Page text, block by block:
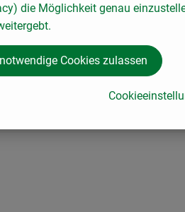
definierter erscheinen
die Möglichkeit genau
Cookies zulassen